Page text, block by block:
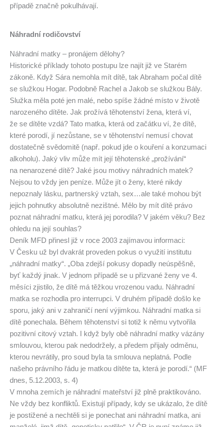
případě značně pokulhávají.
Náhradní rodičovství
Náhradní matky – pronájem dělohy?
Historické příklady tohoto postupu lze najít již ve Starém
zákoně. Když Sára nemohla mít dítě, tak Abraham počal dítě
se služkou Hogar. Podobně Rachel a Jakob se služkou Bály.
Služka měla poté jen malé, nebo spíše žádné místo v životě
narozeného dítěte. Jak prožívá těhotenství žena, která ví,
že se dítěte vzdá? Tato matka, která od začátku ví, že dítě,
které porodí, jí nezůstane, se v těhotenství nemusí chovat
dostatečně svědomitě (např. pokud jde o kouření a konzumaci
alkoholu). Jaký vliv může mít její těhotenské „prožívání“
na nenarozené dítě? Jaké jsou motivy náhradních matek?
Nejsou to vždy jen peníze. Může jít o ženy, které nikdy
nepoznaly lásku, partnerský vztah, sex…ale také mohou být
jejich pohnutky absolutně nezištné. Mělo by mít dítě právo
poznat náhradní matku, která jej porodila? V jakém věku? Bez
ohledu na její souhlas?
Deník MFD přinesl již v roce 2003 zajímavou informaci:
V Česku už byl dvakrát proveden pokus o využití institutu
„náhradní matky“. „Oba zdejší pokusy dopadly neúspěšně,
byť každý jinak. V jednom případě se u přizvané ženy ve 4.
měsíci zjistilo, že dítě má těžkou vrozenou vadu. Náhradní
matka se rozhodla pro interrupci. V druhém případě došlo ke
sporu, jaký ani v zahraničí není výjimkou. Náhradní matka si
dítě ponechala. Během těhotenství si totiž k němu vytvořila
pozitivní citový vztah. I když byly obě náhradní matky vázány
smlouvou, kterou pak nedodržely, a předem přijaly odměnu,
kterou nevrátily, pro soud byla ta smlouva neplatná. Podle
našeho právního řádu je matkou dítěte ta, která je porodí.“ (MF
dnes, 5.12.2003, s. 4)
V mnoha zemích je náhradní mateřství již plně praktikováno.
Ne vždy bez konfliktů. Existují případy, kdy se ukázalo, že dítě
je postižené a nechtěli si je ponechat ani náhradní matka, ani